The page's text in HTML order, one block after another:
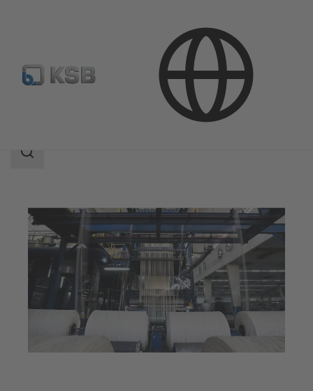
Industria textil
Área